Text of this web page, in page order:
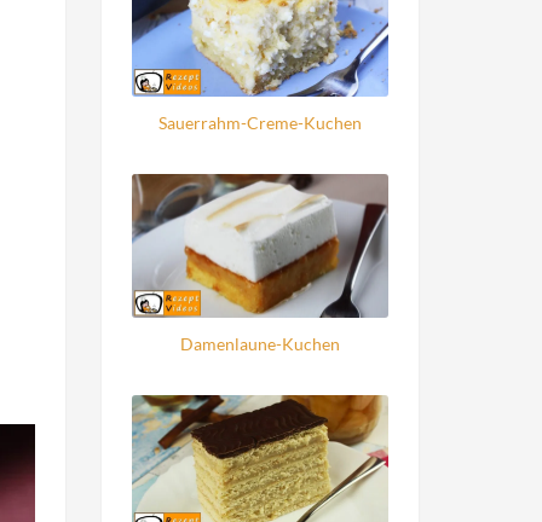
Sauerrahm-Creme-Kuchen
Damenlaune-Kuchen